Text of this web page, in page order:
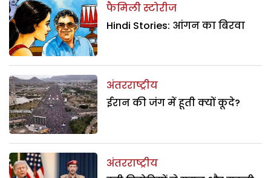
फैमिली स्टोरीज
Hindi Stories: आंगन का बिरवा
अंतरराष्ट्रीय
ईरान की जंग में हूती क्यों कूदे?
अंतरराष्ट्रीय